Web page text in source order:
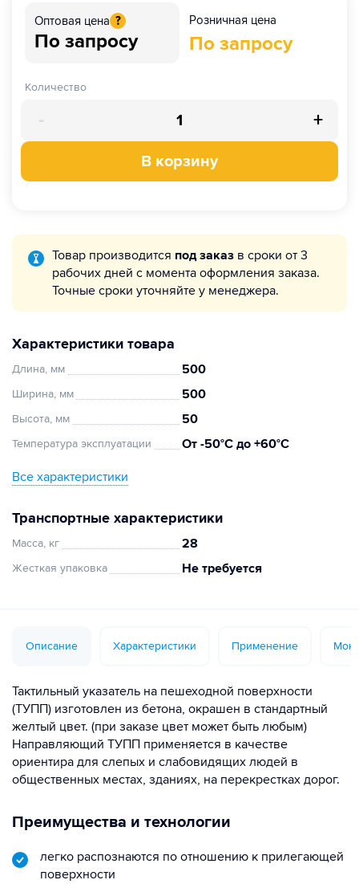
Оптовая цена ?
По запросу
Розничная цена
По запросу
Количество
- +
В корзину
Товар производится под заказ в сроки от 3
рабочих дней с момента оформления заказа.
Точные сроки уточняйте у менеджера.
Характеристики товара
Длина, мм 500
Ширина, мм 500
Высота, мм 50
Температура эксплуатации От -50°C до +60°C
Все характеристики
Транспортные характеристики
Масса, кг 28
Жесткая упаковка Не требуется
Описание Характеристики Применение
Тактильный указатель на пешеходной поверхности
(ТУПП) изготовлен из бетона, окрашен в стандартный
желтый цвет. (при заказе цвет может быть любым)
Направляющий ТУПП применяется в качестве
ориентира для слепых и слабовидящих людей в
общественных местах, зданиях, на перекрестках дорог.
Преимущества и технологии
легко распознаются по отношению к прилегающей
поверхности